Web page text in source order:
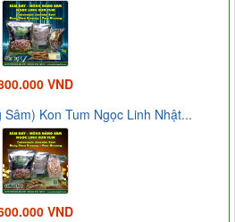
VND
Kon Tum Ngọc Linh Nhật...
VND